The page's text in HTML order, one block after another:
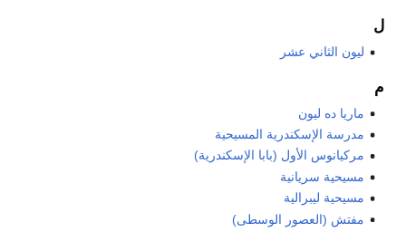
ل
ليون الثاني عشر
م
ماريا ده ليون
مدرسة الإسكندرية المسيحية
مركيانوس الأول (بابا الإسكندرية)
مسيحية سريانية
مسيحية ليبرالية
مفتش (العصور الوسطى)